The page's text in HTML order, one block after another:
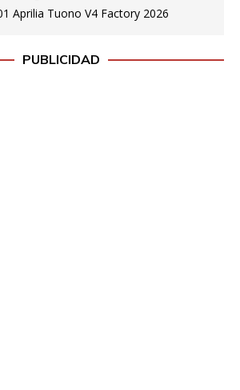
PUBLICIDAD